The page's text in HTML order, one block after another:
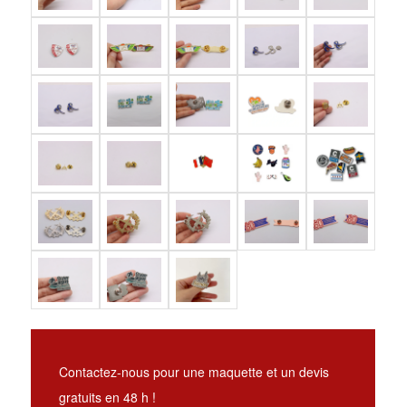
Contactez-nous pour une maquette et un devis
gratuits en 48 h !